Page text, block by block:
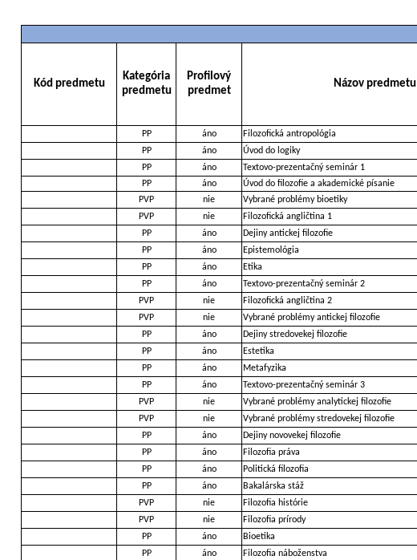
Kód predmetu
Kategória
predmetu
Profilový
predmet
Názov predmetu
PP áno Filozofická antropológia
PP
áno Úvod do logiky
PP
áno Textovo-prezentačný seminár 1
PP
áno Úvod do filozofie a akademické písanie
PVP
nie Vybrané problémy bioetiky
PVP
nie Filozofická angličtina 1
PP
áno Dejiny antickej filozofie
PP
áno Epistemológia
PP
áno Etika
PP
áno Textovo-prezentačný seminár 2
PVP
nie Filozofická angličtina 2
PVP
nie Vybrané problémy antickej filozofie
PP
áno Dejiny stredovekej filozofie
PP
áno Estetika
PP
áno Metafyzika
PP
áno Textovo-prezentačný seminár 3
PVP
nie Vybrané problémy analytickej filozofie
PVP
nie Vybrané problémy stredovekej filozofie
PP
áno Dejiny novovekej filozofie
PP
áno Filozofia práva
PP
áno Politická filozofia
PP
áno Bakalárska stáž
PVP
nie Filozofia histórie
PVP
nie Filozofia prírody
PP
áno Bioetika
PP
áno Filozofia náboženstva